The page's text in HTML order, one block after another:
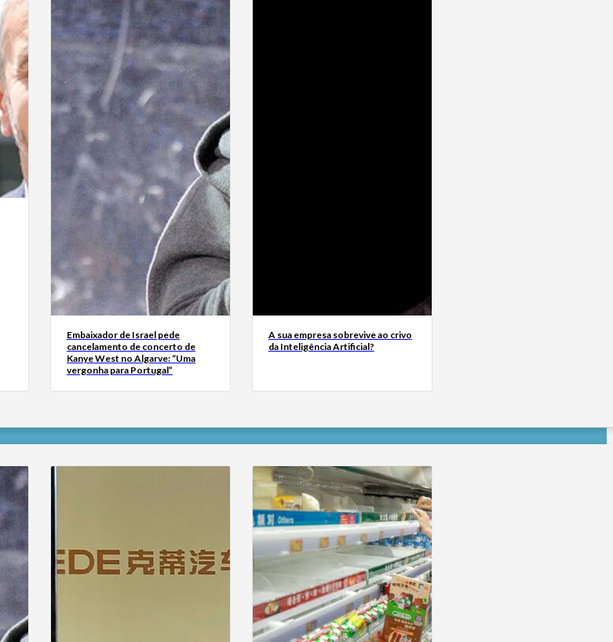
Embaixador de Israel pede
cancelamento de concerto de
Kanye West no Algarve: “Uma
vergonha para Portugal”
A sua empresa sobrevive ao crivo
da Inteligência Artificial?